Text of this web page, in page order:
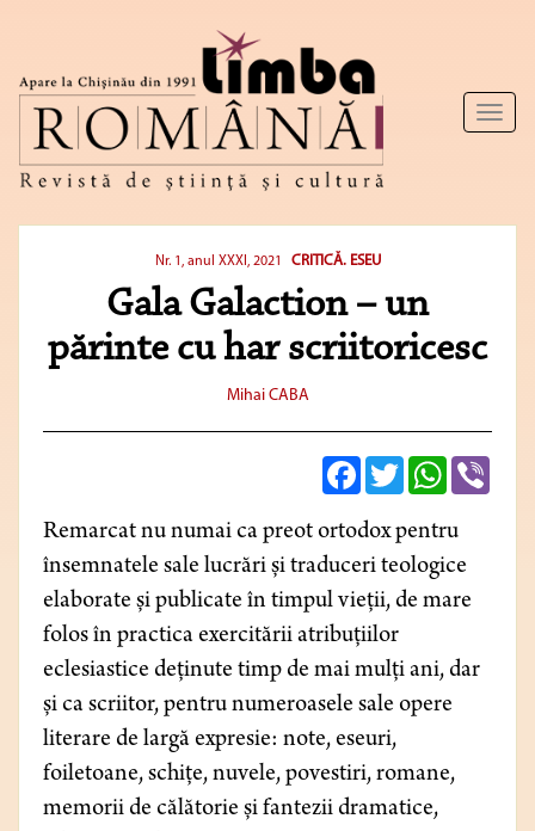
Toggle
Nr. 1, anul XXXI, 2021 CRITICĂ. ESEU
Gala Galaction – un
părinte cu har scriitoricesc
Mihai CABA
FacebookTwitterWhatsApp
Remarcat nu numai ca preot ortodox pentru
însemnatele sale lucrări și traduceri teologice
elaborate și publicate în timpul vieții, de mare
folos în practica exercitării atribuțiilor
eclesiastice deținute timp de mai mulți ani, dar
și ca scriitor, pentru numeroasele sale opere
literare de largă expresie: note, eseuri,
foiletoane, schițe, nuvele, povestiri, romane,
memorii de călătorie și fantezii dramatice,